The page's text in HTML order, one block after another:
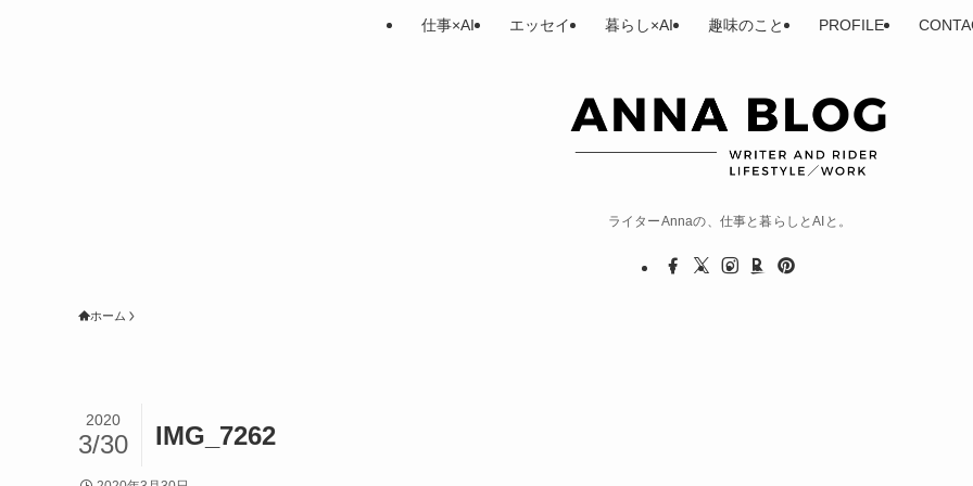
ライターAnnaの、仕事と暮らしとAIと。
仕事×AI エッセイ 暮らし×AI 趣味のこと PROFILE
ホーム
IMG_7262
2020
3/30